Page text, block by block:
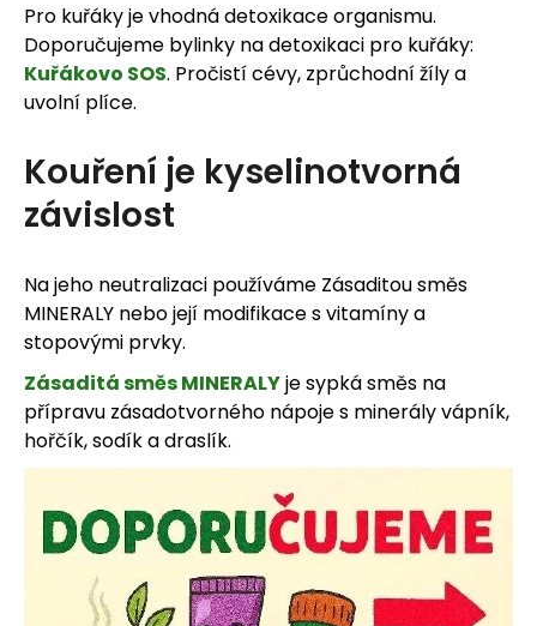
Pro kuřáky je vhodná detoxikace organismu.
Doporučujeme bylinky na detoxikaci pro kuřáky:
Kuřákovo SOS. Pročistí cévy, zprůchodní žíly a
uvolní plíce.
Kouření je kyselinotvorná
závislost
Na jeho neutralizaci používáme Zásaditou směs
MINERALY nebo její modifikace s vitamíny a
stopovými prvky.
Zásaditá směs MINERALYje sypká směs na
přípravu zásadotvorného nápoje s minerály vápník,
hořčík, sodík a draslík.